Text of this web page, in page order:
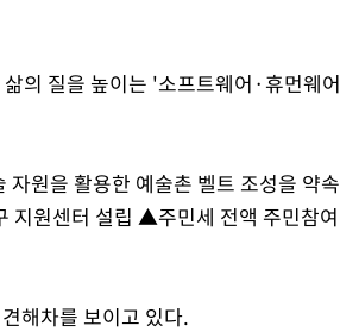
의 질을 높이는 '소프트웨어·휴먼웨어
원을 활용한 예술촌 벨트 조성을 약속
원센터 설립 ▲주민세 전액 주민참여
해차를 보이고 있다.